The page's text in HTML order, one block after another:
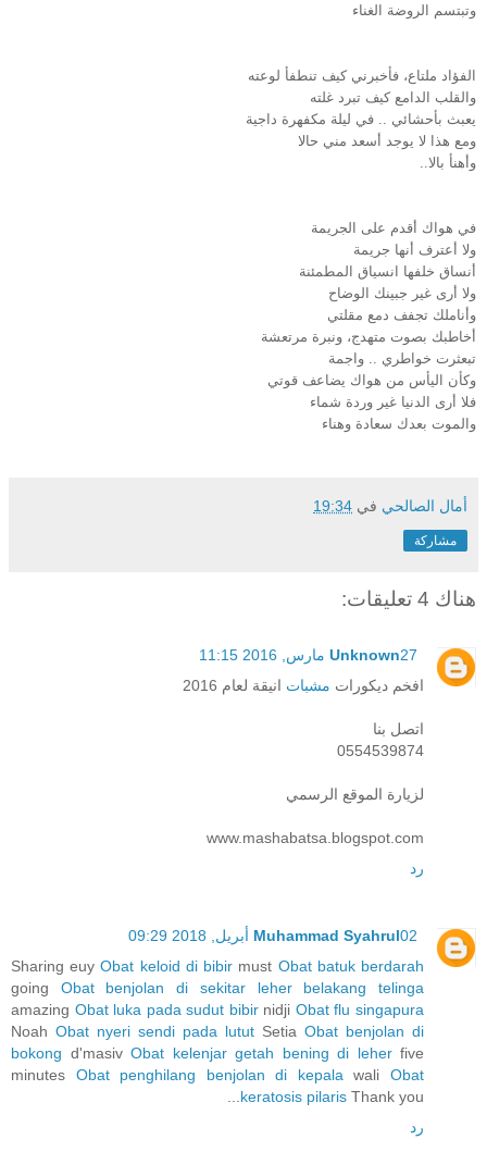
وتبتسم الروضة الغناء
الفؤاد ملتاع، فأخبرني كيف تنطفأ لوعته
والقلب الدامع كيف تبرد غلته
يعبث بأحشائي .. في ليلة مكفهرة داجية
ومع هذا لا يوجد أسعد مني حالا
وأهنأ بالا..
في هواك أقدم على الجريمة
ولا أعترف أنها جريمة
أنساق خلفها انسياق المطمئنة
ولا أرى غير جبينك الوضاح
وأناملك تجفف دمع مقلتي
أخاطبك بصوت متهدج، ونبرة مرتعشة
تبعثرت خواطري .. واجمة
وكأن اليأس من هواك يضاعف قوتي
فلا أرى الدنيا غير وردة شماء
والموت بعدك سعادة وهناء
أمال الصالحي في 19:34
مشاركة
هناك 4 تعليقات:
Unknown27 مارس, 2016 11:15
افخم ديكورات مشبات انيقة لعام 2016
اتصل بنا
0554539874
لزيارة الموقع الرسمي
www.mashabatsa.blogspot.com
رد
Muhammad Syahrul02 أبريل, 2018 09:29
Sharing euyObat keloid di bibir must Obat batuk berdarah
going Obat benjolan di sekitar leher belakang telinga
amazing Obat luka pada sudut bibirnidji Obat flu singapura
Noah Obat nyeri sendi pada lutut Setia Obat benjolan di
bokong d'masiv Obat kelenjar getah bening di leherfive
minutes Obat penghilang benjolan di kepala waliObat
keratosis pilaris Thank you...
رد